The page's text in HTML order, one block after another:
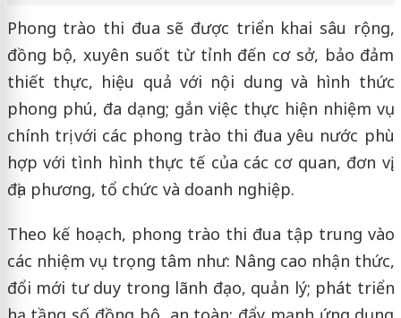
Phong trào thi đua sẽ được triển khai sâu rộng,
đồng bộ, xuyên suốt từ tỉnh đến cơ sở, bảo đảm
thiết thực, hiệu quả với nội dung và hình thức
phong phú, đa dạng; gắn việc thực hiện nhiệm vụ
chính trị với các phong trào thi đua yêu nước phù
hợp với tình hình thực tế của các cơ quan, đơn vị,
địa phương, tổ chức và doanh nghiệp.
Theo kế hoạch, phong trào thi đua tập trung vào
các nhiệm vụ trọng tâm như: Nâng cao nhận thức,
đổi mới tư duy trong lãnh đạo, quản lý; phát triển